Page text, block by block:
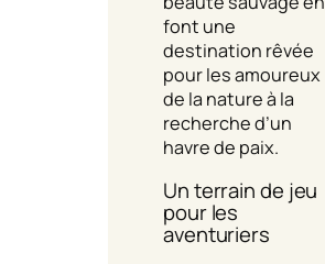
font une
destination rêvée
pour les amoureux
de la nature à la
recherche d’un
havre de paix.
Un terrain de jeu
pour les
aventuriers